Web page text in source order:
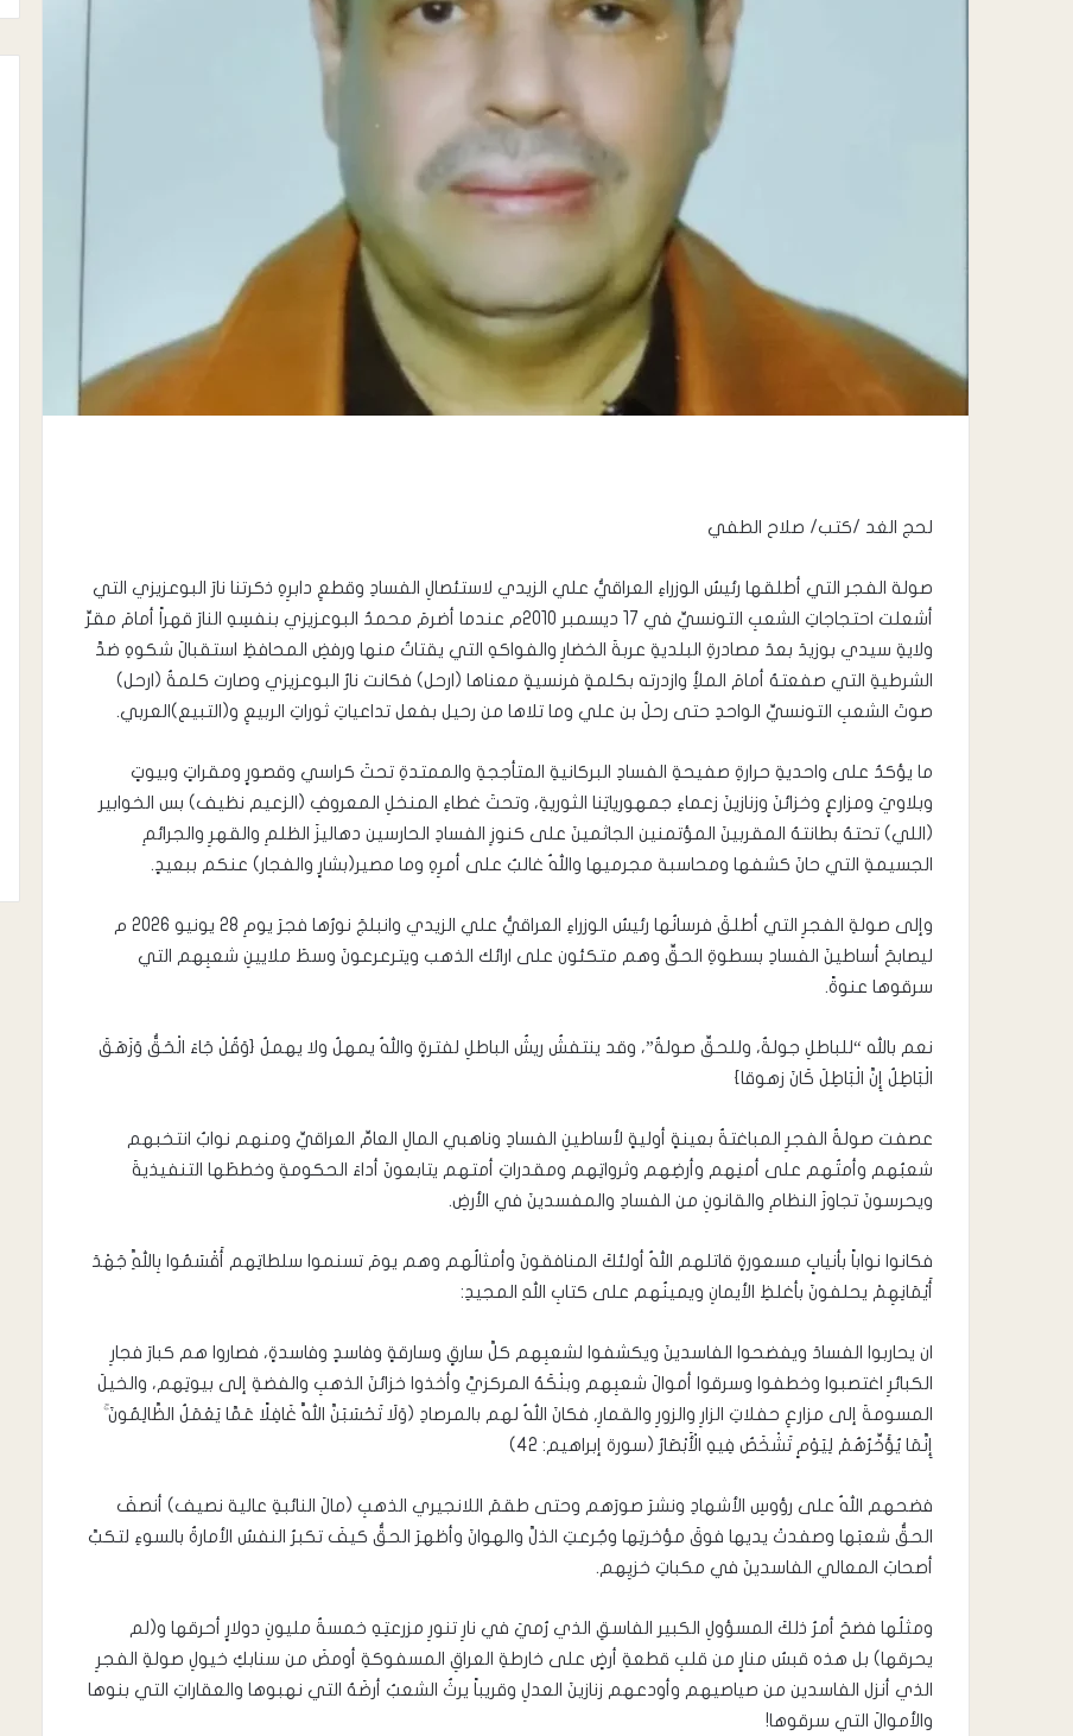
لحج الغد /كتب/ صلاح الطفي
صولة الفجر التي أطلقها رئيسُ الوزراءِ العراقيُّ علي الزيدي لاستئصالِ الفسادِ وقطعِ دابرِهِ ذكرتنا نارَ البوعزيزي التي
أشعلت احتجاجاتِ الشعبِ التونسيِّ في 17 ديسمبر 2010م عندما أضرمَ محمدُ البوعزيزي بنفسِهِ النارَ قهراً أمامَ مقرِّ
ولايةِ سيدي بوزيدَ بعدَ مصادرةِ البلديةِ عربةَ الخضارِ والفواكهِ التي يقتاتُ منها ورفضِ المحافظِ استقبالَ شكوهِ ضدَّ
الشرطيةِ التي صفعتهُ أمامَ الملأِ وازدرته بكلمةٍ فرنسيةٍ معناها (ارحل) فكانت نارُ البوعزيزي وصارت كلمةُ (ارحل)
صوتَ الشعبِ التونسيِّ الواحدِ حتى رحلَ بن علي وما تلاها من رحيل بفعل تداعياتِ ثوراتِ الربيعِ و(التبيع)العربي.
ما يؤكدُ على واحديةِ حرارةِ صفيحةِ الفسادِ البركانيةِ المتأججةِ والممتدةِ تحتَ كراسي وقصورٍ ومقراتٍ وبيوتٍ
وبلاويَ ومزارعٍ وخزائنَ وزنازينَ زعماءِ جمهورياتِنا الثوريةِ، وتحتَ غطاءِ المنخلِ المعروفِ (الزعيم نظيف) بس الخوابير
(اللي) تحتهُ بطانتهُ المقربينَ المؤتمنين الجاثمينَ على كنوزِ الفسادِ الحارسين دهاليزَ الظلمِ والقهرِ والجرائمِ
الجسيمةِ التي حانَ كشفها ومحاسبة مجرميها واللهُ غالبٌ على أمرِهِ وما مصير(بشارٍ والفجار) عنكم ببعيدٍ.
وإلى صولةِ الفجرِ التي أطلقَ فرسانُها رئيسُ الوزراءِ العراقيُّ علي الزيدي وانبلجَ نورُها فجرَ يومِ 28 يونيو 2026 م
ليصابحَ أساطينَ الفسادِ بسطوةِ الحقِّ وهم متكئون على ارائك الذهب ويترعرعونَ وسطَ ملايينِ شعبِهم التي
سرقوها عنوةً.
نعم بالله “للباطلِ جولةٌ، وللحقِّ صولةٌ”، وقد ينتفشُ ريشُ الباطلِ لفترةٍ واللهُ يمهلُ ولا يهملُ {وَقُلْ جَاءَ الْحَقُّ وَزَهَقَ
الْبَاطِلُ إِنَّ الْبَاطِلَ كَانَ زهوقا}
عصفت صولةُ الفجرِ المباغتةُ بعينةٍ أوليةٍ لأساطينِ الفسادِ وناهبي المالِ العامِّ العراقيِّ ومنهم نوابٌ انتخبهم
شعبُهم وأمتُهم على أمنِهم وأرضِهم وثرواتِهم ومقدراتِ أمتهم يتابعونَ أداءَ الحكومةِ وخططَها التنفيذيةَ
ويحرسونَ تجاوزَ النظامِ والقانونِ من الفسادِ والمفسدينَ في الأرضِ.
فكانوا نواباً بأنيابٍ مسعورةٍ قاتلهم اللهُ أولئكَ المنافقونَ وأمثالُهم وهم يومَ تسنموا سلطاتِهم أَقْسَمُوا بِاللَّهِ جَهْدَ
أَيْمَانِهِمْ يحلفونَ بأغلظِ الأيمانِ ويمينُهم على كتابِ اللهِ المجيدِ:
ان يحاربوا الفسادَ ويفضحوا الفاسدينَ ويكشفوا لشعبِهم كلَّ سارقٍ وسارقةٍ وفاسدٍ وفاسدةٍ، فصاروا هم كبارَ فجارِ
الكبائرِ اغتصبوا وخطفوا وسرقوا أموالَ شعبِهم وبنْكَهُ المركزيَّ وأخذوا خزائنَ الذهبِ والفضةِ إلى بيوتِهم، والخيلَ
المسومةَ إلى مزارعِ حفلاتِ الزارِ والزورِ والقمارِ, فكانَ اللهُ لهم بالمرصادِ (وَلَا تَحْسَبَنَّ اللَّهَ غَافِلًا عَمَّا يَعْمَلُ الظَّالِمُونَ ۚ
إِنَّمَا يُؤَخِّرُهُمْ لِيَوْمٍ تَشْخَصُ فِيهِ الْأَبْصَارُ (سورة إبراهيم: 42)
فضحهم اللهُ على رؤوسِ الأشهادِ ونشرَ صورَهم وحتى طقمَ اللانجيري الذهبِ (مالَ النائبةِ عالية نصيف) أنصفَ
الحقُّ شعبَها وصفدتْ يديها فوقَ مؤخرتِها وجُرعتِ الذلَّ والهوانَ وأظهرَ الحقُّ كيفَ تكبرُ النفسُ الأمارةُ بالسوءِ لتكبَّ
أصحابَ المعالي الفاسدينَ في مكباتِ خزيِهم.
ومثلُها فضحَ أمرُ ذلكَ المسؤولِ الكبير الفاسقِ الذي رُميَ في نارِ تنورِ مزرعتِهِ خمسةُ مليونِ دولارٍ أحرقها و(لم
يحرقها) بل هذه قبسُ منارٍ من قلبِ قطعةِ أرضٍ على خارطةِ العراقِ المسفوكةِ أومضَ من سنابكِ خيولِ صولةِ الفجرِ
الذي أنزل الفاسدين من صياصيهم وأودعهم زنازينَ العدلِ وقريباً يرثُ الشعبُ أرضَهُ التي نهبوها والعقاراتِ التي بنوها
والأموالَ التي سرقوها!